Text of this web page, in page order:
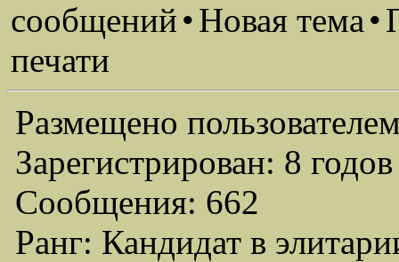
сообщений•Новая тема•
печати
Размещено
Зарегистрирован: 8
Сообщения: 662
Ранг: Кандидат в